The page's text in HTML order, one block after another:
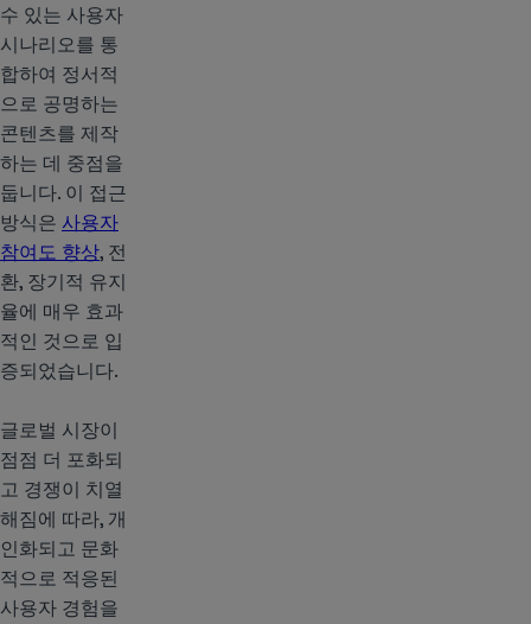
수 있는 사용자
시나리오를 통
합하여 정서적
으로 공명하는
콘텐츠를 제작
하는 데 중점을
둡니다. 이 접근
방식은 사용자
참여도 향상, 전
환, 장기적 유지
율에 매우 효과
적인 것으로 입
증되었습니다.
글로벌 시장이
점점 더 포화되
고 경쟁이 치열
해짐에 따라, 개
인화되고 문화
적으로 적응된
사용자 경험을